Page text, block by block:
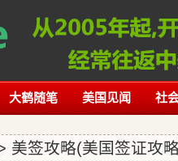
大鹤随笔 美国见闻 社
美签攻略(美国签证攻